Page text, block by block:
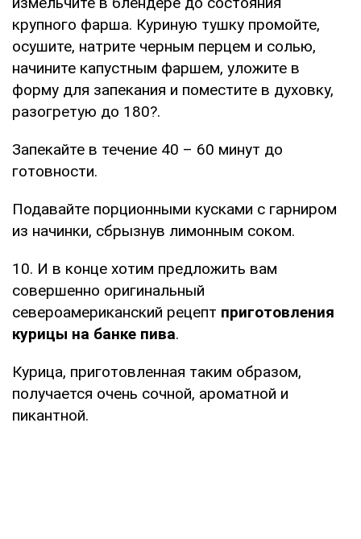
крупного фарша. Куриную тушку промойте,
осушите, натрите черным перцем и солью,
начините капустным фаршем, уложите в
форму для запекания и поместите в духовку,
разогретую до 180?.
Запекайте в течение 40 – 60 минут до
готовности.
Подавайте порционными кусками с гарниром
из начинки, сбрызнув лимонным соком.
10. И в конце хотим предложить вам
совершенно оригинальный
североамериканский рецепт приготовления
курицы на банке пива.
Курица, приготовленная таким образом,
получается очень сочной, ароматной и
пикантной.